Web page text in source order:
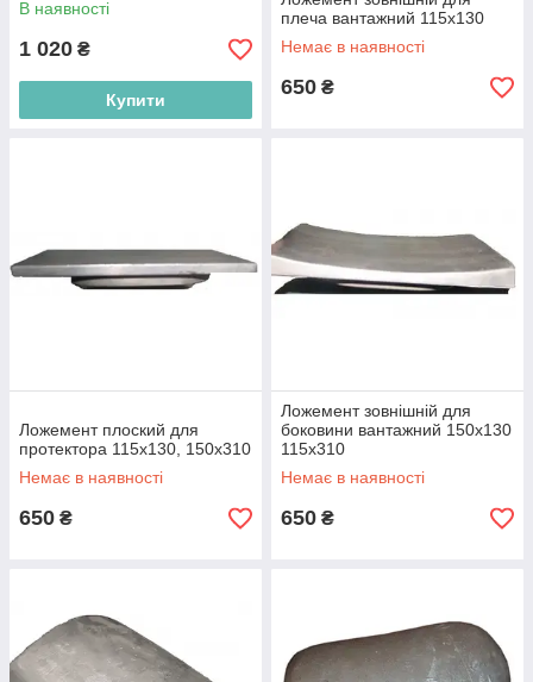
В наявності
1 020 ₴
Купити
плеча вантажний 115х130
Немає в наявності
650 ₴
Ложемент плоский для
протектора 115х130, 150х310
Немає в наявності
650 ₴
Ложемент зовнішній для
боковини вантажний 150х130
115х310
Немає в наявності
650 ₴